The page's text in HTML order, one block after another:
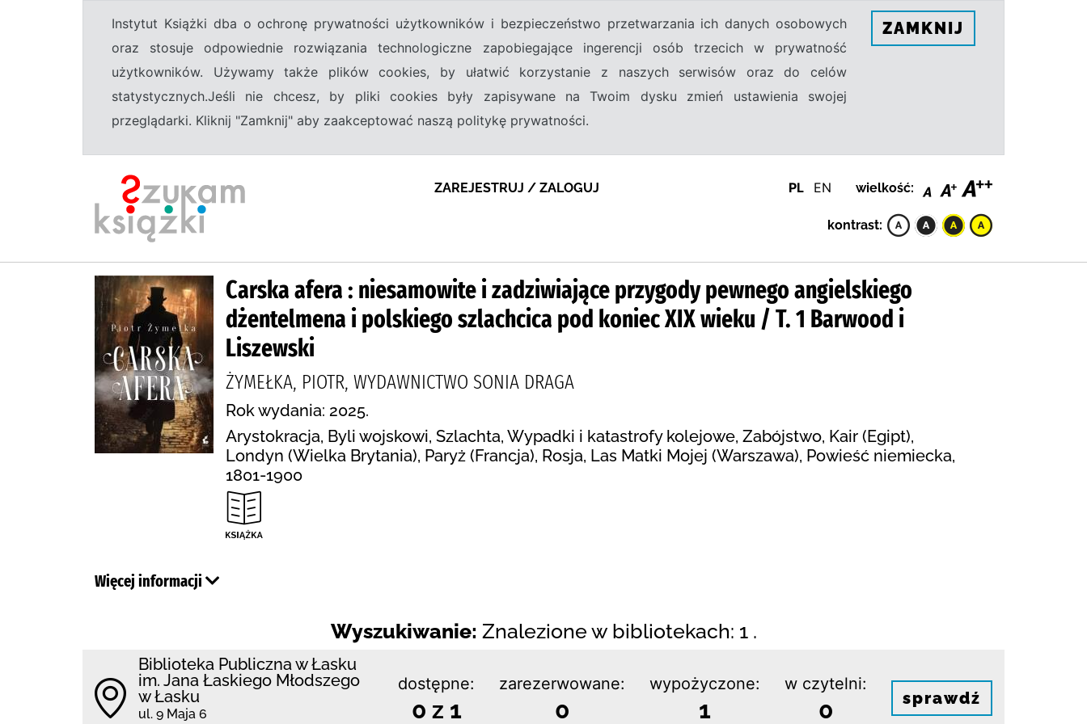
Instytut Książki dba o ochronę prywatności użytkowników i bezpieczeństwo przetwarzania ich danych osobowych
oraz stosuje odpowiednie rozwiązania technologiczne zapobiegające ingerencji osób trzecich w prywatność
użytkowników. Używamy także plików cookies, by ułatwić korzystanie z naszych serwisów oraz do celów
statystycznych.Jeśli nie chcesz, by pliki cookies były zapisywane na Twoim dysku zmień ustawienia swojej
przeglądarki. Kliknij "Zamknij" aby zaakceptować naszą politykę prywatności.
ZAMKNIJ
ZAREJESTRUJ / ZALOGUJ PL EN wielkość:
kontrast:
Carska afera : niesamowite i zadziwiające przygody pewnego angielskiego
dżentelmena i polskiego szlachcica pod koniec XIX wieku / T. 1 Barwood i
Liszewski
ŻYMEŁKA, PIOTR, WYDAWNICTWO SONIA DRAGA
Rok wydania: 2025.
Arystokracja, Byli wojskowi, Szlachta, Wypadki i katastrofy kolejowe, Zabójstwo, Kair (Egipt),
Londyn (Wielka Brytania), Paryż (Francja), Rosja, Las Matki Mojej (Warszawa), Powieść niemiecka,
1801-1900
Więcej informacji
Wyszukiwanie: Znalezione w bibliotekach: 1 .
Biblioteka Publiczna w Łasku
im. Jana Łaskiego Młodszego
w Łasku
ul. 9 Maja 6
dostępne:
0 z 1
zarezerwowane:
0
wypożyczone:
1
w czytelni:
0 sprawdź